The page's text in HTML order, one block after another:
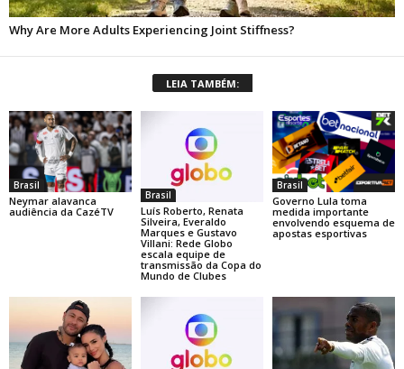
LEIA TAMBÉM:
Brasil
Neymar alavanca
audiência da CazéTV
Brasil
Luís Roberto, Renata
Silveira, Everaldo
Marques e Gustavo
Villani: Rede Globo
escala equipe de
transmissão da Copa do
Mundo de Clubes
Brasil
Governo Lula toma
medida importante
envolvendo esquema de
apostas esportivas